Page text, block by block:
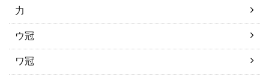
力
ウ冠
ワ冠